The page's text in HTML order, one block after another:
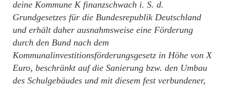
deine Kommune K finanzschwach i. S. d.
Grundgesetzes für die Bundesrepublik Deutschland
und erhält daher ausnahmsweise eine Förderung
durch den Bund nach dem
Kommunalinvestitionsförderungsgesetz in Höhe von X
Euro, beschränkt auf die Sanierung bzw. den Umbau
des Schulgebäudes und mit diesem fest verbundener,